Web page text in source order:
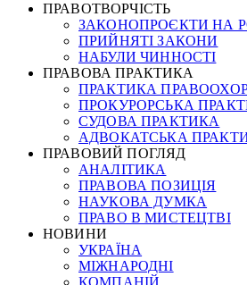
ПРАВОТВОРЧІСТЬ
ЗАКОНОПРОЄКТИ НА
ПРИЙНЯТІ ЗАКОНИ
НАБУЛИ ЧИННОСТІ
ПРАВОВА ПРАКТИКА
ПРАКТИКА
ПРОКУРОРСЬКА
СУДОВА ПРАКТИКА
АДВОКАТСЬКА
ПРАВОВИЙ ПОГЛЯД
АНАЛІТИКА
ПРАВОВА ПОЗИЦІЯ
НАУКОВА ДУМКА
ПРАВО В МИСТЕЦТВІ
НОВИНИ
УКРАЇНА
МІЖНАРОДНІ
КОМПАНІЙ